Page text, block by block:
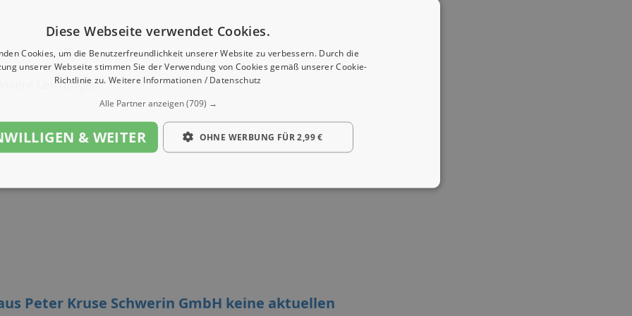
Unsere Leistungen
Peter Kruse Schwerin GmbH keine aktuellen
Diese Webseite verwendet Cookies.
Cookies, um die Benutzerfreundlichkeit unserer Website zu verbessern. Durch die
unserer Webseite stimmen Sie der Verwendung von Cookies gemäß unserer Cookie-
Richtlinie zu. Weitere Informationen / Datenschutz
Alle Partner anzeigen(709) →
& WEITER OHNE WERBUNG FÜR 2,99 €